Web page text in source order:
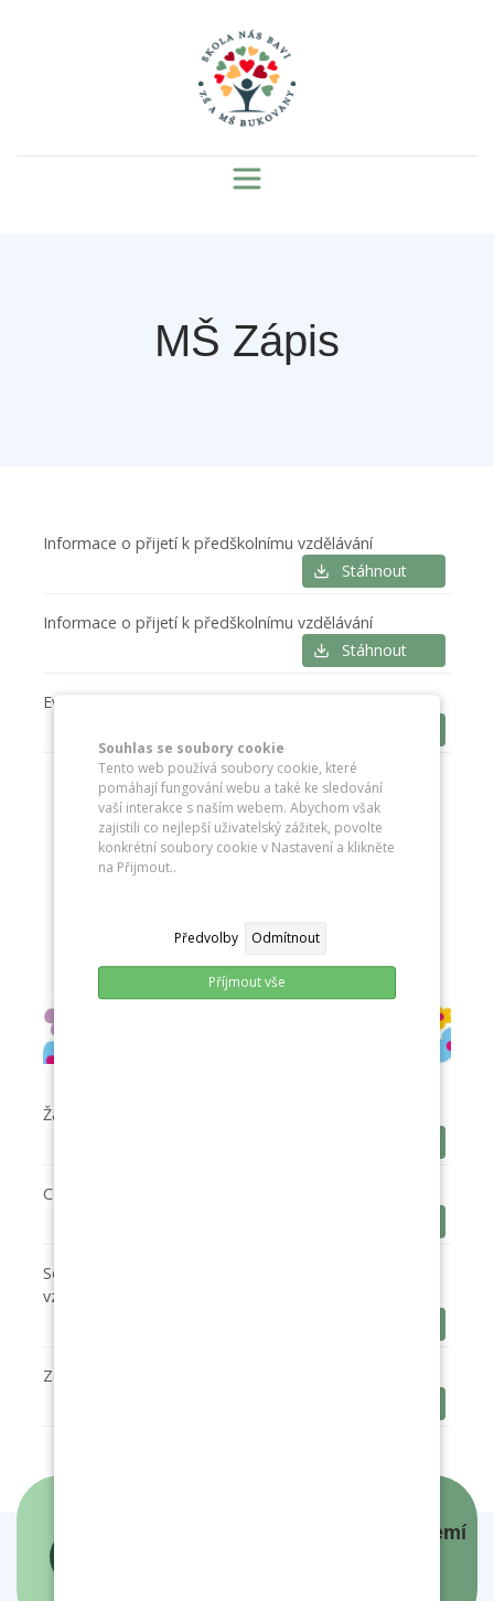
Souhlas se soubory cookie
Tento web používá soubory cookie, které
pomáhají fungování webu a také ke sledování
vaší interakce s naším webem. Abychom však
zajistili co nejlepší uživatelský zážitek, povolte
konkrétní soubory cookie v Nastavení a klikněte
na Přijmout..
Předvolby Odmítnout
Příjmout vše
MŠ Zápis
Informace o přijetí k předškolnímu vzdělávání
Stáhnout
Informace o přijetí k předškolnímu vzdělávání
Stáhnout
Evidenční list dítěte
Žádost o přijetí dítěte
Co by mělo dítě umět před nástupem do MŠ
Souhrnné informace o povinném předškolním
vzdělávání
Zápis do mateřské školy - informace
Panovníci a prezidenti českých zemí